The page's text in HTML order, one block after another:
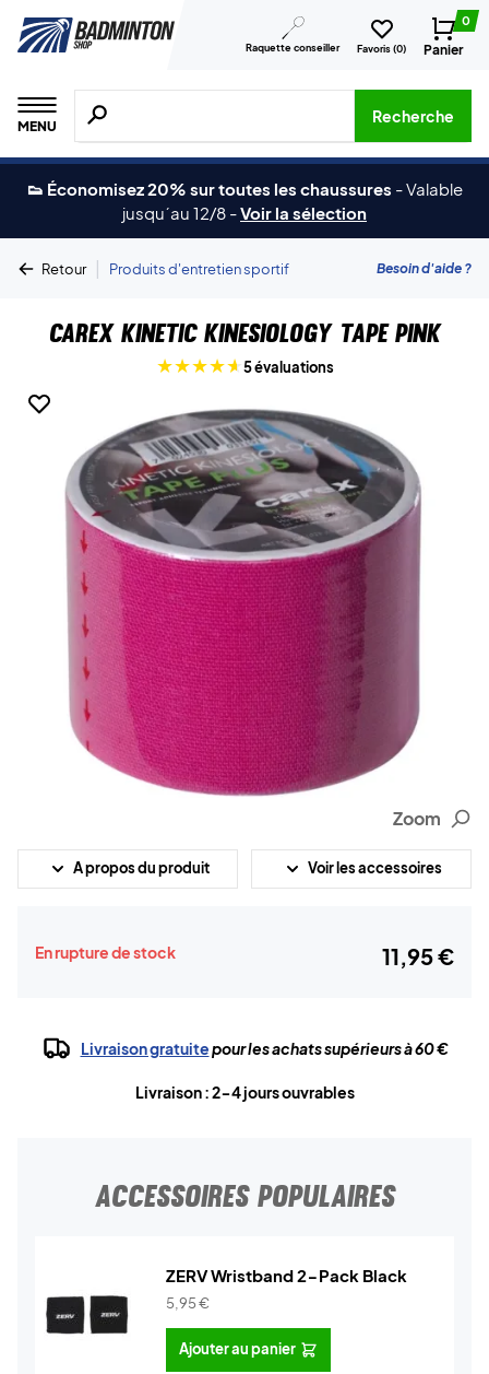
Raquette conseiller Favoris (0)
0
Panier
MENU
Recherche de produits, de marques, etc.
Recherche
👟 Économisez 20% sur toutes les chaussures -Valable
jusqu´au 12/8 -Voir la sélection
Retour | Produits d'entretien sportif Besoin d'aide ?
CareX Kinetic Kinesiology Tape Pink
5 évaluations
Zoom
A propos du produit Voir les accessoires
En rupture de stock 11,95 €
Livraison gratuitepour les achats supérieurs à 60 €
Livraison : 2-4 jours ouvrables
ACCESSOIRES POPULAIRES
ZERV Wristband 2-Pack Black
5,95€
Ajouter au panier